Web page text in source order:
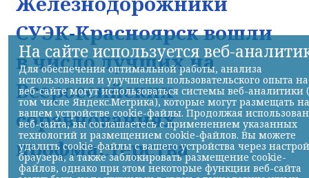
СУЭК-Красноярск вошли
в число лучших на
Всероссийских
соревнованиях
профмастерства
На сайте используется веб-
Для обеспечения оптимальной работы, анализа
использования и улучшения пользовательского опыта на
веб-сайте могут использоваться системы веб-аналитики
том числе Яндекс.Метрика), которые могут размещать на
вашем устройстве cookie-файлы. Продолжая
веб-сайта, вы соглашаетесь с применением указанных
технологий и размещением cookie-файлов. Вы можете
удалить cookie-файлы с вашего устройства через
браузера, а также заблокировать размещение cookie-
файлов, однако при этом некоторые функции веб-сайта